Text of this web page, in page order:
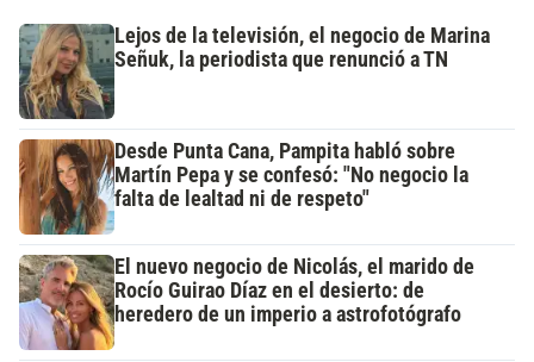
Lejos de la televisión, el negocio de Marina
Señuk, la periodista que renunció a TN
Desde Punta Cana, Pampita habló sobre
Martín Pepa y se confesó: "No negocio la
falta de lealtad ni de respeto"
El nuevo negocio de Nicolás, el marido de
Rocío Guirao Díaz en el desierto: de
heredero de un imperio a astrofotógrafo